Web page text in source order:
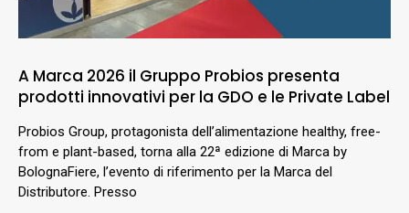
A Marca 2026 il Gruppo Probios presenta
prodotti innovativi per la GDO e le Private Label
Probios Group, protagonista dell’alimentazione healthy, free-
from e plant-based, torna alla 22ª edizione di Marca by
BolognaFiere, l’evento di riferimento per la Marca del
Distributore. Presso